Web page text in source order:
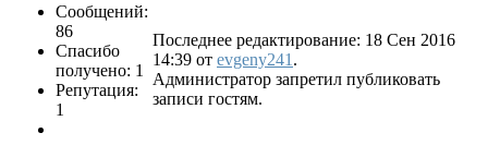
Сообщений:
86
Спасибо
получено: 1
Репутация:
1
Последнее редактирование: 18 Сен 2016
14:39 от evgeny241 .
Администратор запретил публиковать
записи гостям.